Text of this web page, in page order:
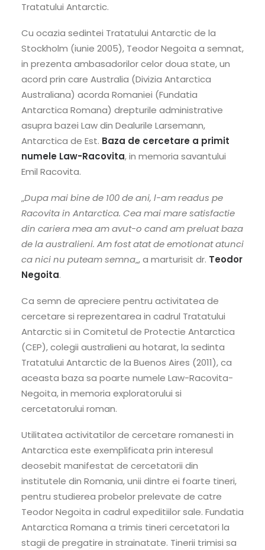
Tratatului Antarctic.
Cu ocazia sedintei Tratatului Antarctic de la
Stockholm (iunie 2005), Teodor Negoita a semnat,
in prezenta ambasadorilor celor doua state, un
acord prin care Australia (Divizia Antarctica
Australiana) acorda Romaniei (Fundatia
Antarctica Romana) drepturile administrative
asupra bazei Law din Dealurile Larsemann,
Antarctica de Est. Baza de cercetare a primit
numele Law-Racovita, in memoria savantului
Emil Racovita.
„Dupa mai bine de 100 de ani, l-am readus pe
Racovita in Antarctica. Cea mai mare satisfactie
din cariera mea am avut-o cand am preluat baza
de la australieni. Am fost atat de emotionat atunci
ca nici nu puteam semna„, a marturisit dr. Teodor
Negoita.
Ca semn de apreciere pentru activitatea de
cercetare si reprezentarea in cadrul Tratatului
Antarctic si in Comitetul de Protectie Antarctica
(CEP), colegii australieni au hotarat, la sedinta
Tratatului Antarctic de la Buenos Aires (2011), ca
aceasta baza sa poarte numele Law-Racovita-
Negoita, in memoria exploratorului si
cercetatorului roman.
Utilitatea activitatilor de cercetare romanesti in
Antarctica este exemplificata prin interesul
deosebit manifestat de cercetatorii din
institutele din Romania, unii dintre ei foarte tineri,
pentru studierea probelor prelevate de catre
Teodor Negoita in cadrul expeditiilor sale. Fundatia
Antarctica Romana a trimis tineri cercetatori la
stagii de pregatire in strainatate. Tinerii trimisi sa